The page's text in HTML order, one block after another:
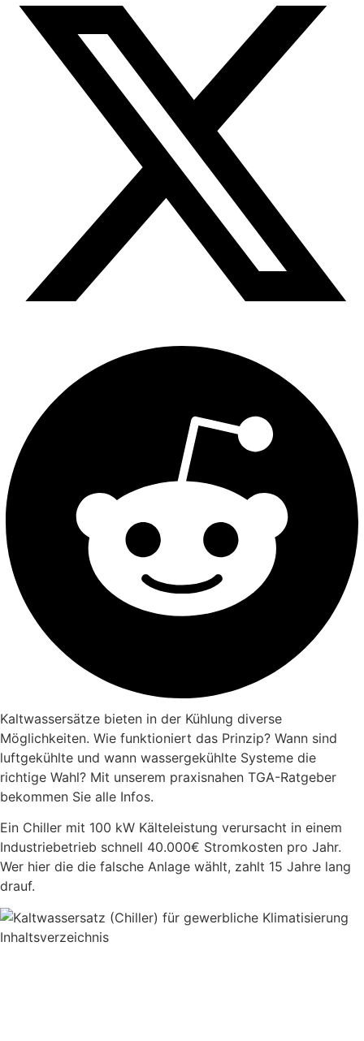
Kaltwassersätze bieten in der Kühlung diverse
Möglichkeiten. Wie funktioniert das Prinzip? Wann sind
luftgekühlte und wann wassergekühlte Systeme die
richtige Wahl? Mit unserem praxisnahen TGA-Ratgeber
bekommen Sie alle Infos.
Ein Chiller mit 100 kW Kälteleistung verursacht in einem
Industriebetrieb schnell 40.000€ Stromkosten pro Jahr.
Wer hier die die falsche Anlage wählt, zahlt 15 Jahre lang
drauf.
Inhaltsverzeichnis